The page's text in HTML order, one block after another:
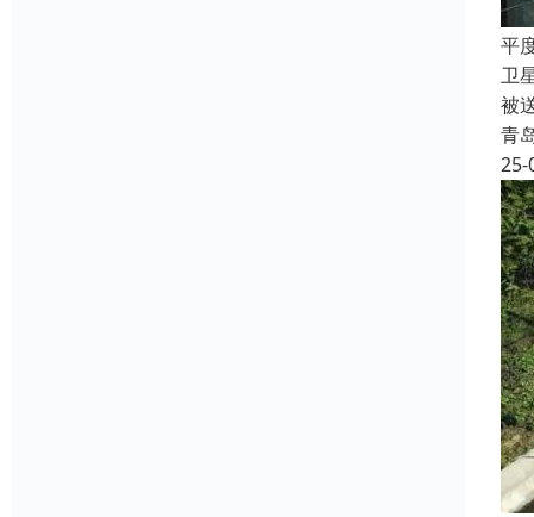
平
卫
被
青
25-